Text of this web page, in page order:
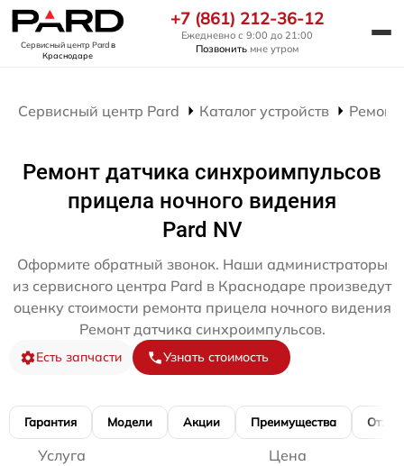
Сервисный центр Pardв
Краснодаре
+7 (861) 212-36-12
Ежедневно с 9:00 до 21:00
Позвонить мне утром
Сервисный центр Pard Каталог устройств
Ремонт датчика синхроимпульсов
прицела ночного видения
Pard NV
Оформите обратный звонок. Наши администраторы
из сервисного центра Pard в Краснодаре произведут
оценку стоимости ремонта прицела ночного видения
Ремонт датчика синхроимпульсов.
Есть запчасти Узнать стоимость
Гарантия Модели Акции Преимущества
Услуга Цена